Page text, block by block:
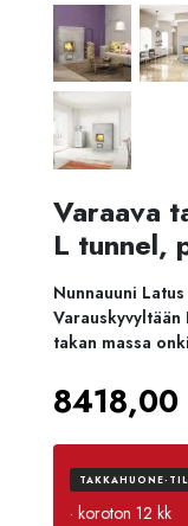
Varaava
L tunnel,
Nunnauuni
takan massa
8418,00
TAKKAHUONE-
· koroton 12 kk